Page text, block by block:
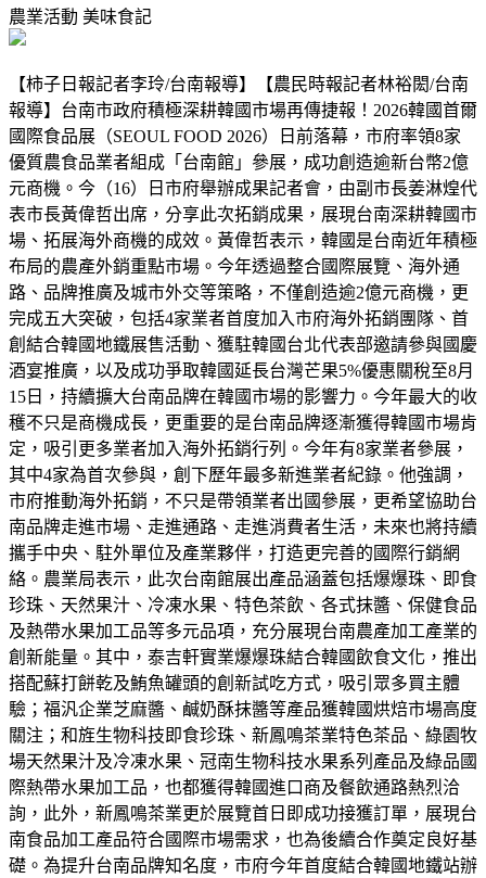
農業活動 美味食記
【柿子日報記者李玲/台南報導】【農民時報記者林裕閎/台南
報導】台南市政府積極深耕韓國市場再傳捷報！2026韓國首爾
國際食品展（SEOUL FOOD 2026）日前落幕，市府率領8家
優質農食品業者組成「台南館」參展，成功創造逾新台幣2億
元商機。今（16）日市府舉辦成果記者會，由副市長姜淋煌代
表市長黃偉哲出席，分享此次拓銷成果，展現台南深耕韓國市
場、拓展海外商機的成效。黃偉哲表示，韓國是台南近年積極
布局的農產外銷重點市場。今年透過整合國際展覽、海外通
路、品牌推廣及城市外交等策略，不僅創造逾2億元商機，更
完成五大突破，包括4家業者首度加入市府海外拓銷團隊、首
創結合韓國地鐵展售活動、獲駐韓國台北代表部邀請參與國慶
酒宴推廣，以及成功爭取韓國延長台灣芒果5%優惠關稅至8月
15日，持續擴大台南品牌在韓國市場的影響力。今年最大的收
穫不只是商機成長，更重要的是台南品牌逐漸獲得韓國市場肯
定，吸引更多業者加入海外拓銷行列。今年有8家業者參展，
其中4家為首次參與，創下歷年最多新進業者紀錄。他強調，
市府推動海外拓銷，不只是帶領業者出國參展，更希望協助台
南品牌走進市場、走進通路、走進消費者生活，未來也將持續
攜手中央、駐外單位及產業夥伴，打造更完善的國際行銷網
絡。農業局表示，此次台南館展出產品涵蓋包括爆爆珠、即食
珍珠、天然果汁、冷凍水果、特色茶飲、各式抹醬、保健食品
及熱帶水果加工品等多元品項，充分展現台南農產加工產業的
創新能量。其中，泰吉軒實業爆爆珠結合韓國飲食文化，推出
搭配蘇打餅乾及鮪魚罐頭的創新試吃方式，吸引眾多買主體
驗；福汎企業芝麻醬、鹹奶酥抹醬等產品獲韓國烘焙市場高度
關注；和旌生物科技即食珍珠、新鳳鳴茶業特色茶品、綠園牧
場天然果汁及冷凍水果、冠南生物科技水果系列產品及綠品國
際熱帶水果加工品，也都獲得韓國進口商及餐飲通路熱烈洽
詢，此外，新鳳鳴茶業更於展覽首日即成功接獲訂單，展現台
南食品加工產品符合國際市場需求，也為後續合作奠定良好基
礎。為提升台南品牌知名度，市府今年首度結合韓國地鐵站辦